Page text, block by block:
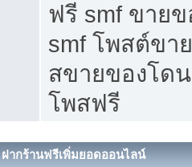
ฟรี smf ขาย
smf โพสต์ขา
สขายของโด
โพสฟรี
ฝากร้านฟรีเพิ่มยอดออนไลน์